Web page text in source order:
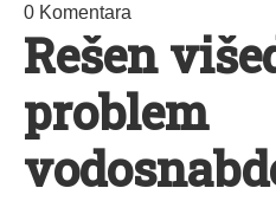
0 Komentara
Rešen
problem